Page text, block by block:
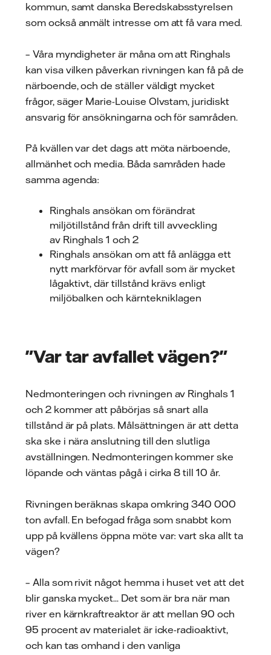
kommun, samt danska Beredskabsstyrelsen
som också anmält intresse om att få vara med.
– Våra myndigheter är måna om att Ringhals
kan visa vilken påverkan rivningen kan få på de
närboende, och de ställer väldigt mycket
frågor, säger Marie-Louise Olvstam, juridiskt
ansvarig för ansökningarna och för samråden.
På kvällen var det dags att möta närboende,
allmänhet och media. Båda samråden hade
samma agenda:
Ringhals ansökan om förändrat
miljötillstånd från drift till avveckling
av Ringhals 1 och 2
Ringhals ansökan om att få anlägga ett
nytt markförvar för avfall som är mycket
lågaktivt, där tillstånd krävs enligt
miljöbalken och kärntekniklagen
"Var tar avfallet vägen?"
Nedmonteringen och rivningen av Ringhals 1
och 2 kommer att påbörjas så snart alla
tillstånd är på plats. Målsättningen är att detta
ska ske i nära anslutning till den slutliga
avställningen. Nedmonteringen kommer ske
löpande och väntas pågå i cirka 8 till 10 år.
Rivningen beräknas skapa omkring 340 000
ton avfall. En befogad fråga som snabbt kom
upp på kvällens öppna möte var: vart ska allt ta
vägen?
– Alla som rivit något hemma i huset vet att det
blir ganska mycket... Det som är bra när man
river en kärnkraftreaktor är att mellan 90 och
95 procent av materialet är icke-radioaktivt,
och kan tas omhand i den vanliga